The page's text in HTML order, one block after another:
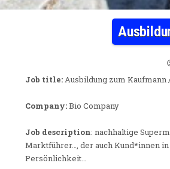
Job title:Ausbildung zum
Company:Bio Company
Job description: nachhaltige
Marktführer…, der auch Kund*innen
Persönlichkeit…